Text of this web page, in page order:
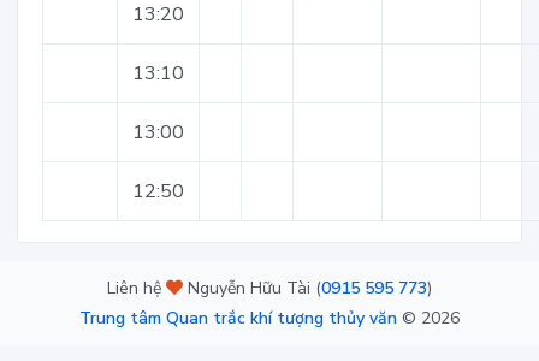
13:20
13:10
13:00
12:50
Liên hệ Nguyễn Hữu Tài (0915 595 773)
Trung tâm Quan trắc khí tượng thủy văn © 2026